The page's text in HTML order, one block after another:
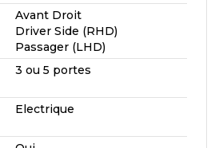
Avant Droit
Driver Side (RHD)
Passager (LHD)
3 ou 5 portes
Electrique